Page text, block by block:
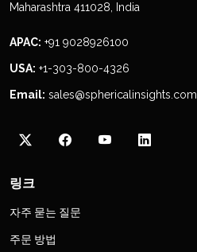
Maharashtra 411028, India
APAC: +91 9028926100
USA: +1-303-800-4326
Email: sales@sphericalinsights.com
링크
자주 묻는 질문
주문 방법